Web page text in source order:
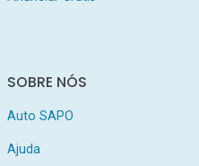
SOBRE NÓS
Auto SAPO
Ajuda